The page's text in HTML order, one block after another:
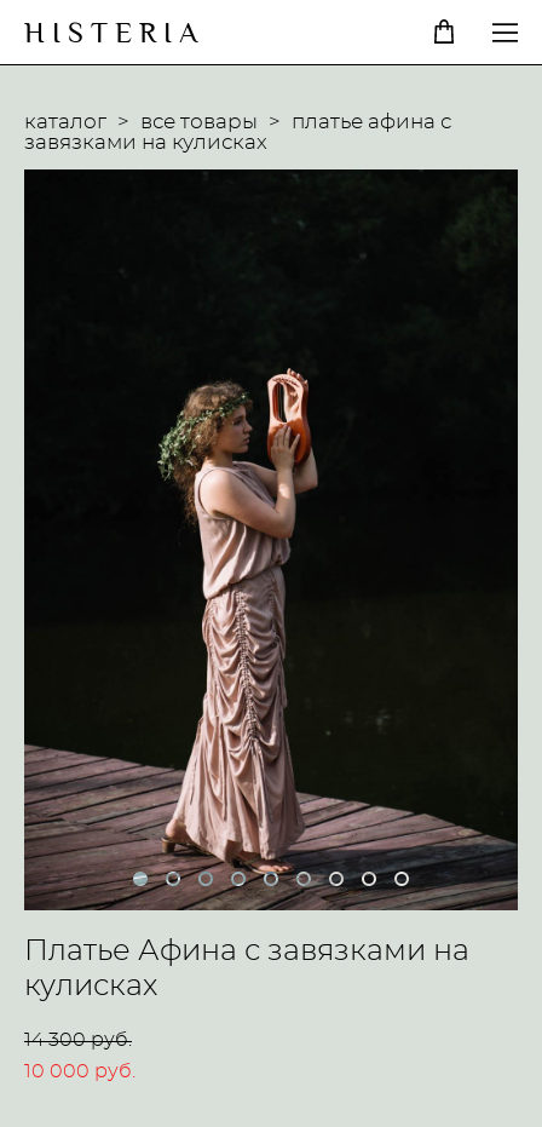
H I S T E R I A
каталог > все товары >
платье афина с
завязками на кулисках
Платье Афина с завязками на
кулисках
14 300 pуб.
10 000 pуб.